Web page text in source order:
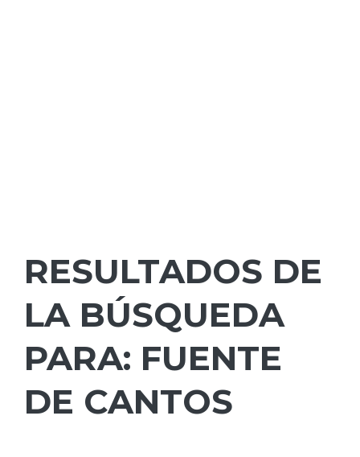
RESULTADOS DE
LA BÚSQUEDA
PARA: FUENTE
DE CANTOS